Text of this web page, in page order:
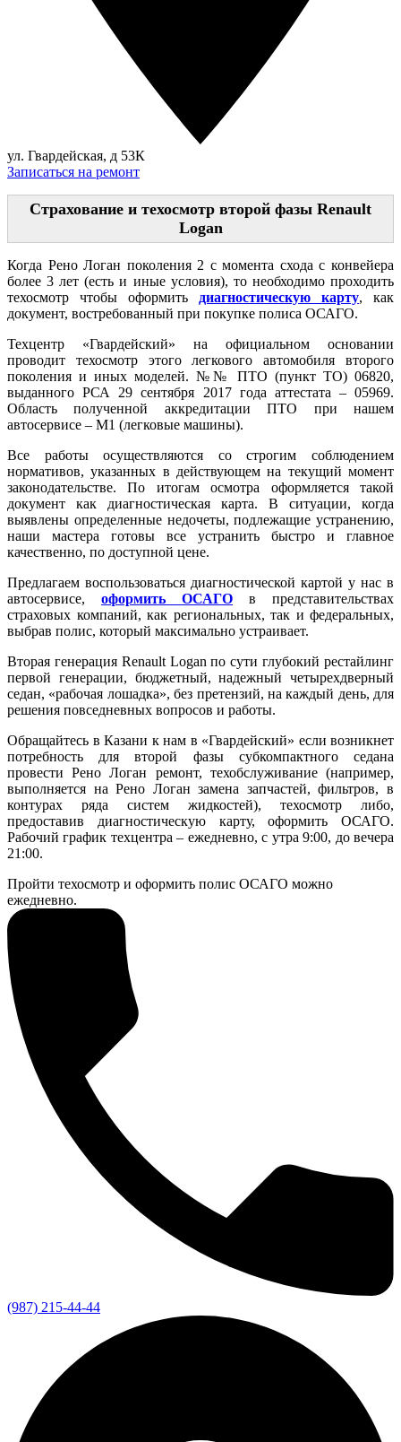
ул. Гвардейская, д 53К
Записаться на ремонт
Страхование и техосмотр второй фазы Renault
Logan
Когда Рено Логан поколения 2 с момента схода с конвейера
более 3 лет (есть и иные условия), то необходимо проходить
техосмотр чтобы оформить диагностическую карту, как
документ, востребованный при покупке полиса ОСАГО.
Техцентр «Гвардейский» на официальном основании
проводит техосмотр этого легкового автомобиля второго
поколения и иных моделей. №№ ПТО (пункт ТО) 06820,
выданного РСА 29 сентября 2017 года аттестата – 05969.
Область полученной аккредитации ПТО при нашем
автосервисе – M1 (легковые машины).
Все работы осуществляются со строгим соблюдением
нормативов, указанных в действующем на текущий момент
законодательстве. По итогам осмотра оформляется такой
документ как диагностическая карта. В ситуации, когда
выявлены определенные недочеты, подлежащие устранению,
наши мастера готовы все устранить быстро и главное
качественно, по доступной цене.
Предлагаем воспользоваться диагностической картой у нас в
автосервисе,
оформить ОСАГО в представительствах
страховых компаний, как региональных, так и федеральных,
выбрав полис, который максимально устраивает.
Вторая генерация Renault Logan по сути глубокий рестайлинг
первой генерации, бюджетный, надежный четырехдверный
седан, «рабочая лошадка», без претензий, на каждый день, для
решения повседневных вопросов и работы.
Обращайтесь в Казани к нам в «Гвардейский» если возникнет
потребность для второй фазы субкомпактного седана
провести Рено Логан ремонт, техобслуживание (например,
выполняется на Рено Логан замена запчастей, фильтров, в
контурах ряда систем жидкостей), техосмотр либо,
предоставив диагностическую карту, оформить ОСАГО.
Рабочий график техцентра – ежедневно, с утра 9:00, до вечера
21:00.
Пройти техосмотр и оформить полис ОСАГО можно
ежедневно.
(987) 215-44-44